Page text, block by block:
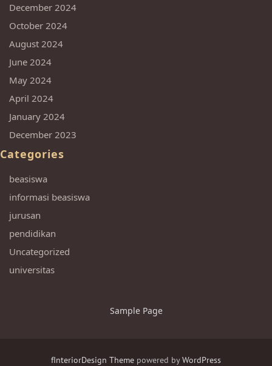
December 2024
October 2024
August 2024
June 2024
May 2024
April 2024
January 2024
December 2023
Categories
beasiswa
informasi beasiswa
jurusan
pendidikan
Uncategorized
universitas
Sample Page
fInteriorDesign Theme powered byWordPress